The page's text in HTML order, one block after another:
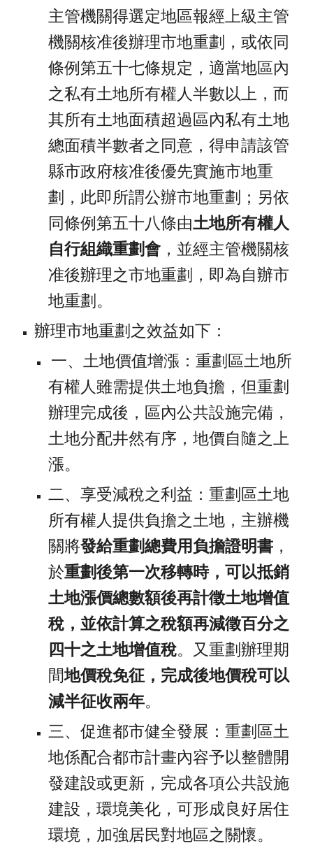
主管機關得選定地區報經上級主管
機關核准後辦理市地重劃，或依同
條例第五十七條規定，適當地區內
之私有土地所有權人半數以上，而
其所有土地面積超過區內私有土地
總面積半數者之同意，得申請該管
縣市政府核准後優先實施市地重
劃，此即所謂公辦市地重劃；另依
同條例第五十八條由土地所有權人
自行組織重劃會，並經主管機關核
准後辦理之市地重劃，即為自辦市
地重劃。
辦理市地重劃之效益如下：
有權人雖需提供土地負擔，但重劃
辦理完成後，區內公共設施完備，
土地分配井然有序，地價自隨之上
漲。
二、享受減稅之利益：重劃區土地
所有權人提供負擔之土地，主辦機
關將發給重劃總費用負擔證明書 ，
於重劃後第一次移轉時，可以抵銷
土地漲價總數額後再計徵土地增值
稅，並依計算之稅額再減徵百分之
四十之土地增值稅。又重劃辦理期
間地價稅免征，完成後地價稅可以
減半征收兩年。
三、促進都市健全發展：重劃區土
地係配合都市計畫內容予以整體開
發建設或更新，完成各項公共設施
建設，環境美化，可形成良好居住
環境，加強居民對地區之關懷。